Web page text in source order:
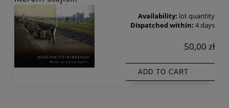
Availability: lot quantity
Dispatched within: 4 days
50,00 zł
ADD TO CART